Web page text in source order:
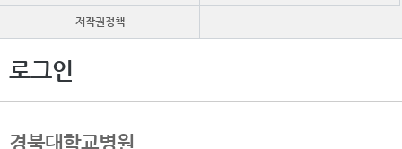
저작권정책
로그인
경북대학교병원